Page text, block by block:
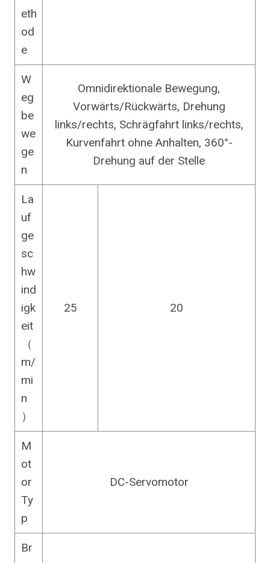
eth
od
e
W
eg
be
we
ge
n
Omnidirektionale Bewegung,
Vorwärts/Rückwärts, Drehung
links/rechts, Schrägfahrt links/rechts,
Kurvenfahrt ohne Anhalten, 360°-
Drehung auf der Stelle
La
uf
ge
sc
hw
ind
igk
eit
（
m/
mi
n
）
25 20
M
ot
or
Ty
p
DC-Servomotor
Br